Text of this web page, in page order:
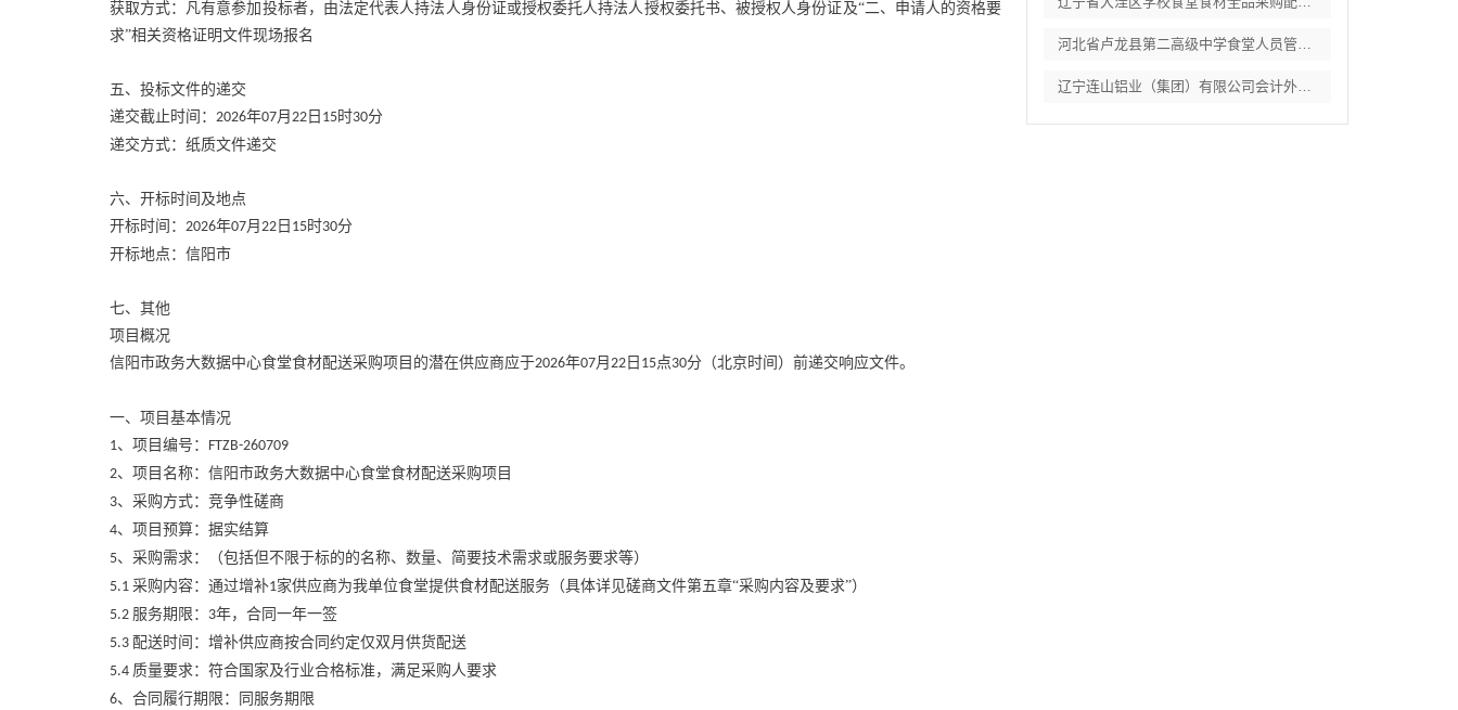
获取方式：凡有意参加投标者，由法定代表人持法人身份证或授权委托人持法人授权委托书、被授权人身份证及“二、申请人的资格要
求”相关资格证明文件现场报名
五、投标文件的递交
递交截止时间： 2026年07月 22日 15时30分
递交方式：纸质文件递交
六、开标时间及地点
开标时间： 2026年07月 22日 15时30分
开标地点：信阳市
七、其他
项目概况
信阳市政务大数据中心食堂食材配送采购项目的潜在供应商应于2026年07月 22日 15点30分（北京时间）前递交响应文件。
一、项目基本情况
1、项目编号： FTZB-260709
2、项目名称：信阳市政务大数据中心食堂食材配送采购项目
3、采购方式：竞争性磋商
4、项目预算：据实结算
5、采购需求：（包括但不限于标的的名称、数量、简要技术需求或服务要求等）
5.1 采购内容：通过增补1家供应商为我单位食堂提供食材配送服务（具体详见磋商文件第五章“采购内容及要求”）
5.2 服务期限： 3年，合同一年一签
5.3 配送时间：增补供应商按合同约定仅双月供货配送
5.4 质量要求：符合国家及行业合格标准，满足采购人要求
6、合同履行期限：同服务期限
河北省卢龙县第二高级中学食堂人员管理服务
辽宁连山铝业（集团）有限公司会计外包服务